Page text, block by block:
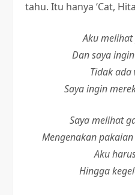
tahu. Itu hanya ‘Cat,
Aku
Dan saya
Tidak
Saya ingin
Saya melihat
Mengenakan
Aku
Hingga